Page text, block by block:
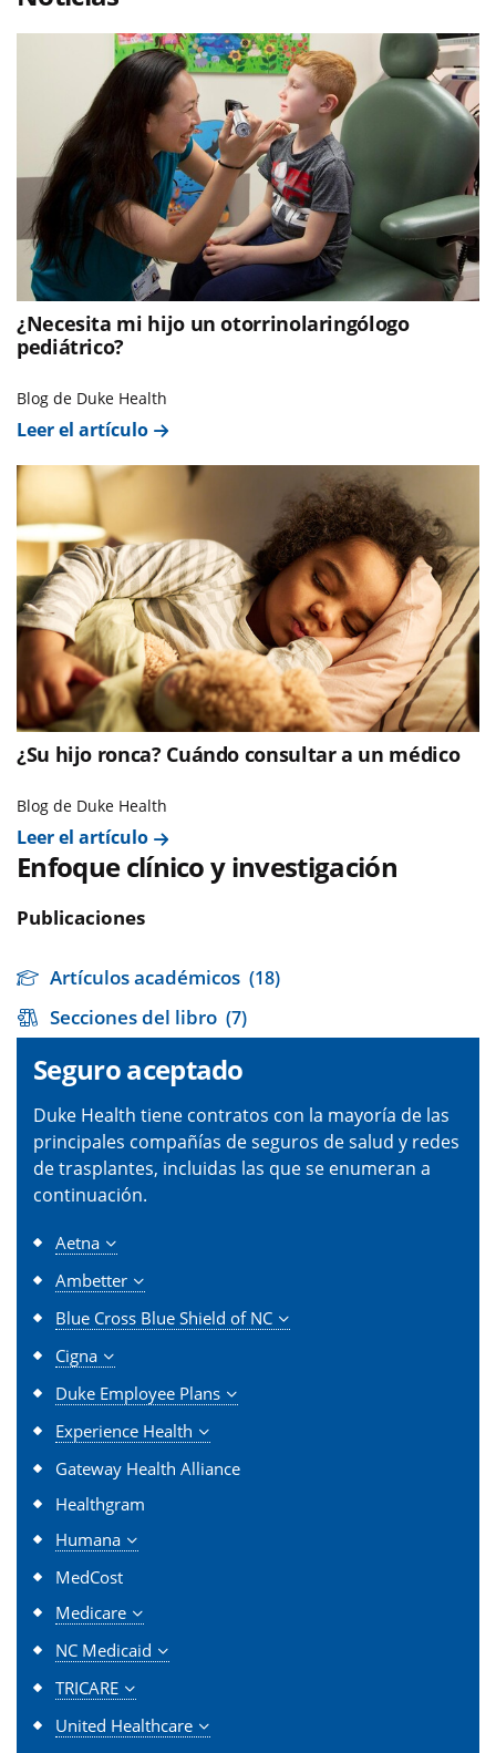
¿Necesita mi hijo un otorrinolaringólogo
pediátrico?
Blog de Duke Health
Leer el artículo
¿Su hijo ronca? Cuándo consultar a un médico
Blog de Duke Health
Leer el artículo
Enfoque clínico y investigación
Publicaciones
Artículos académicos (18)
Secciones del libro (7)
Seguro aceptado
Duke Health tiene contratos con la mayoría de las
principales compañías de seguros de salud y redes
de trasplantes, incluidas las que se enumeran a
continuación.
Aetna
Ambetter
Blue Cross Blue Shield of NC
Cigna
Duke Employee Plans
Experience Health
Gateway Health Alliance
Healthgram
Humana
MedCost
Medicare
NC Medicaid
TRICARE
United Healthcare